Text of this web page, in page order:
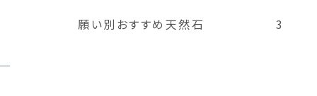
願い別おすすめ天然石
3